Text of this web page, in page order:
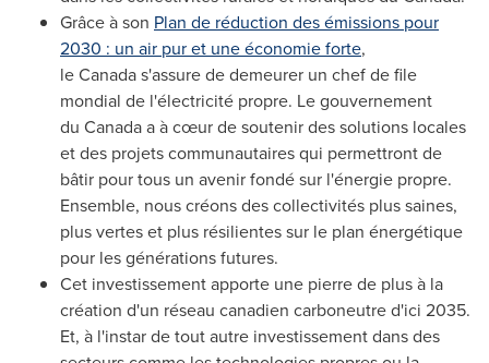
Grâce à son Plan de réduction des émissions pour
2030 : un air pur et une économie forte,
le Canada s'assure de demeurer un chef de file
mondial de l'électricité propre. Le gouvernement
du Canada a à cœur de soutenir des solutions locales
et des projets communautaires qui permettront de
bâtir pour tous un avenir fondé sur l'énergie propre.
Ensemble, nous créons des collectivités plus saines,
plus vertes et plus résilientes sur le plan énergétique
pour les générations futures.
Cet investissement apporte une pierre de plus à la
création d'un réseau canadien carboneutre d'ici 2035.
Et, à l'instar de tout autre investissement dans des